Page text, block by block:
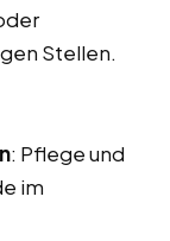
Stellen.
: Pflege und
im